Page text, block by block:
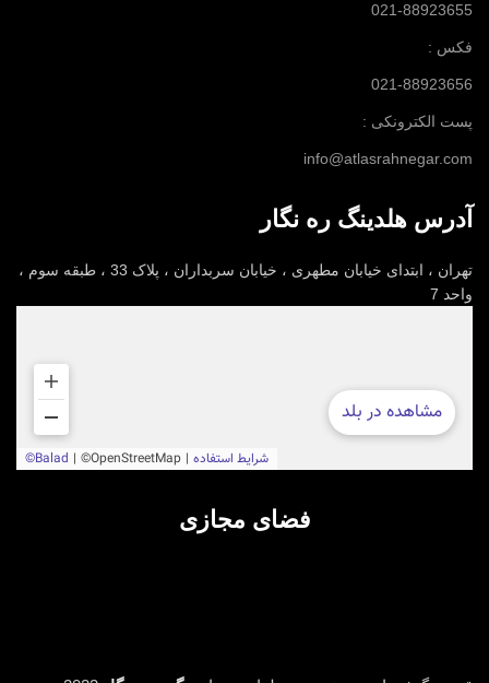
021-88923655
فکس :
021-88923656
پست الکترونکی :
info@atlasrahnegar.com
آدرس هلدینگ ره نگار
تهران ، ابتدای خیابان مطهری ، خیابان سربداران ، پلاک 33 ، طبقه سوم ،
واحد 7
فضای مجازی